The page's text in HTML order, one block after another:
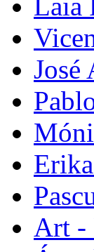
José
Art -